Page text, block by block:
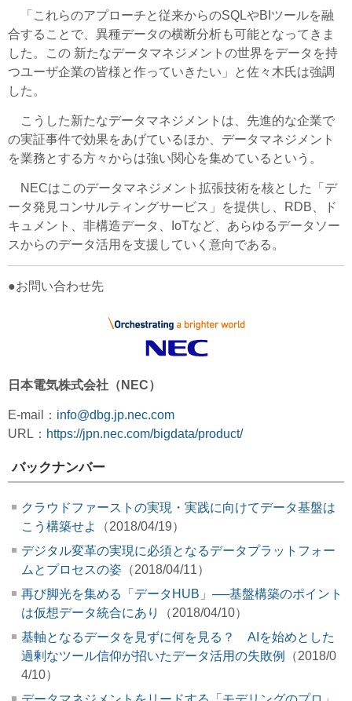
「これらのアプローチと従来からのSQLやBIツールを融
合することで、異種データの横断分析も可能となってきま
した。この 新たなデータマネジメントの世界をデータを持
つユーザ企業の皆様と作っていきたい」と佐々木氏は強調
した。
こうした新たなデータマネジメントは、先進的な企業で
の実証事件で効果をあげているほか、データマネジメント
を業務とする方々からは強い関心を集めているという。
NECはこのデータマネジメント拡張技術を核とした「デ
ータ発見コンサルティングサービス」を提供し、RDB、ド
キュメント、非構造データ、IoTなど、あらゆるデータソー
スからのデータ活用を支援していく意向である。
●お問い合わせ先
日本電気株式会社（NEC）
E-mail： info@dbg.jp.nec.com
URL： https://jpn.nec.com/bigdata/product/
バックナンバー
クラウドファーストの実現・実践に向けてデータ基盤は
こう構築せよ
（2018/04/19）
デジタル変革の実現に必須となるデータプラットフォー
ムとプロセスの姿 （2018/04/11）
再び脚光を集める「データHUB」──基盤構築のポイント
は仮想データ統合にあり
（2018/04/10）
基軸となるデータを見ずに何を見る？ AIを始めとした
過剰なツール信仰が招いたデータ活用の失敗例
（2018/0
4/10）